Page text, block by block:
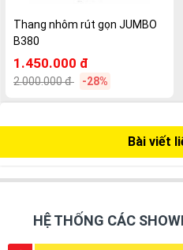
Thang nhôm rút gọn JUMBO
B380
1.450.000 đ
2.000.000 đ -28%
Bài viết
HỆ THỐNG CÁC